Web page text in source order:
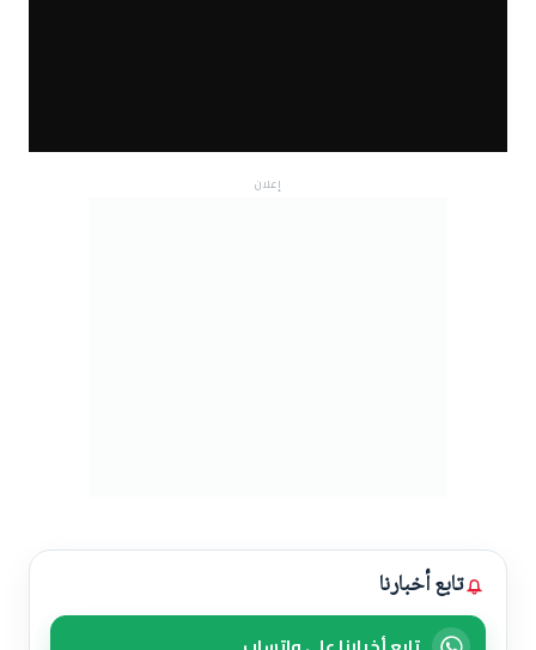
إعلان
تابع أخبارنا